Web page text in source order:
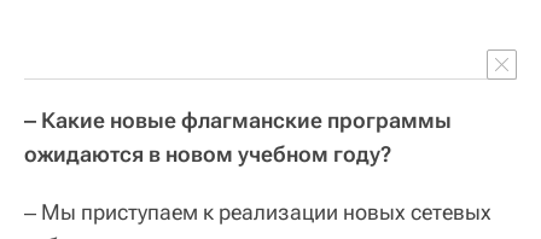
‒ Какие новые флагманские программы
ожидаются в новом учебном году?
‒ Мы приступаем к реализации новых сетевых